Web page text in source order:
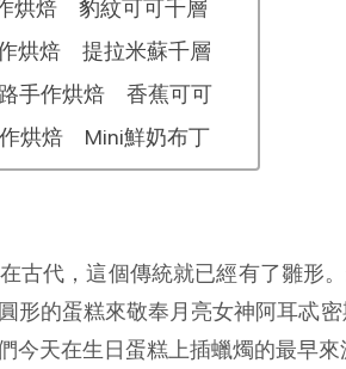
烘焙 豹紋可可千層
烘焙 提拉米蘇千層
手作烘焙 香蕉可可
烘焙 Mini鮮奶布丁
古代，這個傳統就已經有了雛形
形的蛋糕來敬奉月亮女神阿耳忒
天在生日蛋糕上插蠟燭的最早來